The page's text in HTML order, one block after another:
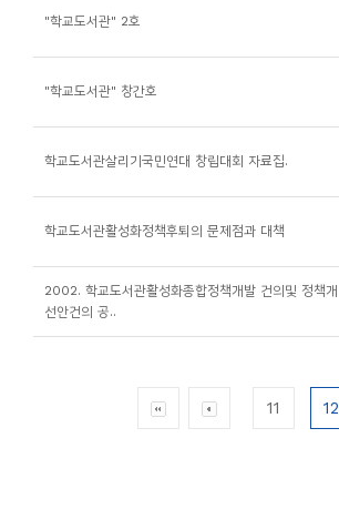
"학교도서관" 2호
"학교도서관" 창간호
학교도서관살리기국민연대 창립대회 자료집.
학교도서관활성화정책후퇴의 문제점과 대책
2002. 학교도서관활성화종합정책개발 건의및 정책개
선안건의 공..
11 12